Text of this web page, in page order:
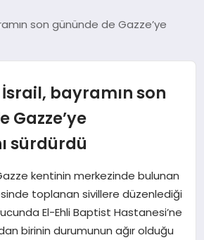
son gününde de Gazze’ye
İsrail, bayramın son
Gazze’ye
sürdürdü
kentinin merkezinde bulunan
toplanan sivillere düzenlediği
El-Ehli Baptist Hastanesi’ne
birinin durumunun ağır olduğu